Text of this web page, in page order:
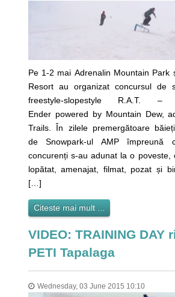
Pe 1-2 mai Adrenalin Mountain Park
Resort au organizat concursul de
freestyle-slopestyle R.A.T. –
Ender powered by Mountain Dew,
Trails. În zilele premergătoare
de Snowpark-ul AMP
concurenți s-au adunat la o poveste,
lopătat, amenajat, filmat, pozat și
[…]
Citeste mai mult ...
VIDEO: TRAINING DAY
PETI Tapalaga
Wednesday, 03 June 2015 10:10